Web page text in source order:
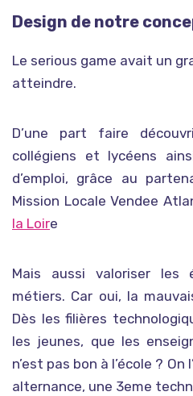
Design de notre
Le serious game avait un
atteindre.
D’une part faire
collégiens et lycéens
d’emploi, grâce au
Mission Locale Vendee
la Loire
Mais aussi valoriser les
métiers. Car oui, la
Dès les filières
les jeunes, que les
n’est pas bon à l’école ? On
alternance, une 3eme